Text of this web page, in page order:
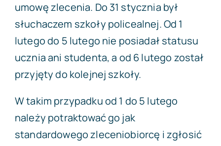
umowę zlecenia. Do 31 stycznia był
słuchaczem szkoły policealnej. Od 1
lutego do 5 lutego nie posiadał statusu
ucznia ani studenta, a od 6 lutego został
przyjęty do kolejnej szkoły.
W takim przypadku od 1 do 5 lutego
należy potraktować go jak
standardowego zleceniobiorcę i zgłosić